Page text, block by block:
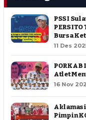
PSSI
Bursa
11 Des
Atlet
16 Nov
Aklamasi
Pimpin